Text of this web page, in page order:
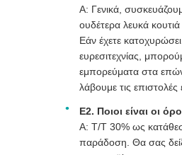
Α: Γενικά,
ουδέτερα λευκά κουτιά
Εάν έχετε
ευρεσιτεχνίας,
εμπορεύματα στα
λάβουμε τις
Ε2. Ποιοι είναι οι
Α: T/T 30% ως
παράδοση. Θα σας